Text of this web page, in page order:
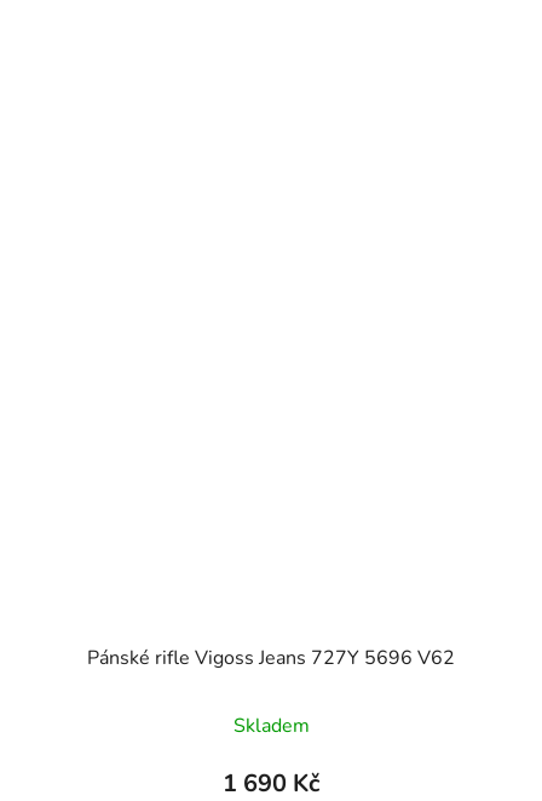
Pánské rifle Vigoss Jeans 727Y 5696 V62
Skladem
1 690 Kč